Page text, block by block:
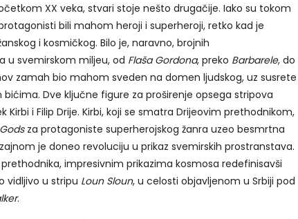
XX veka, stvari stoje nešto drugačije. Iako su tokom
bili mahom heroji i superheroji, retko kad je
i kosmičkog. Bilo je, naravno, brojnih
u svemirskom miljeu, od Flaša Gordona, preko Barbarele, do
zamah bio mahom sveden na domen ljudskog, uz susrete
Dve ključne figure za proširenje opsega stripova
Kirbi i Filip Drije. Kirbi, koji se smatra Drijeovim prethodnikom,
za protagoniste superherojskog žanra uzeo besmrtna
je doneo revoluciju u prikaz svemirskih prostranstava.
impresivnim prikazima kosmosa redefinisavši
vidljivo u stripu Loun Sloun, u celosti objavljenom u Srbiji pod
.